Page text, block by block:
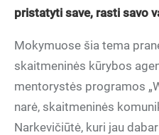
pristatyti save, rasti savo
Mokymuose šia tema
skaitmeninės kūrybos
mentorystės programos
narė, skaitmeninės
Narkevičiūtė, kuri jau